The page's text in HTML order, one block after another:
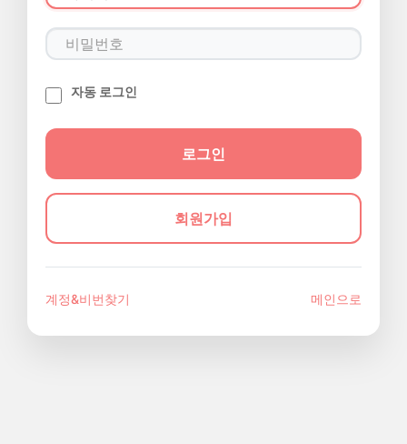
자동 로그인
회원가입
계정&비번찾기 메인으로